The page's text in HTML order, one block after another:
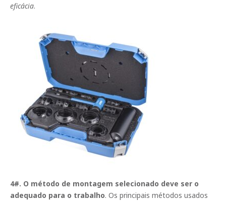
eficácia.
4#. O método de montagem selecionado deve ser o
adequado para o trabalho. Os principais métodos usados